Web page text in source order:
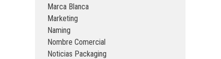
Marca Blanca
Marketing
Naming
Nombre Comercial
Noticias Packaging